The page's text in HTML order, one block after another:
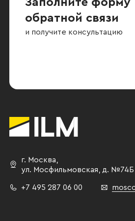
Заполните форму
обратной связи
и получите консультацию
г. Москва,
ул. Мосфильмовская, д. №74Б
+7 495 287 06 00